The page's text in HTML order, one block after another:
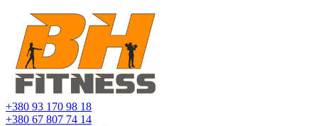
+380 93 170 98 18
+380 67 807 74 14